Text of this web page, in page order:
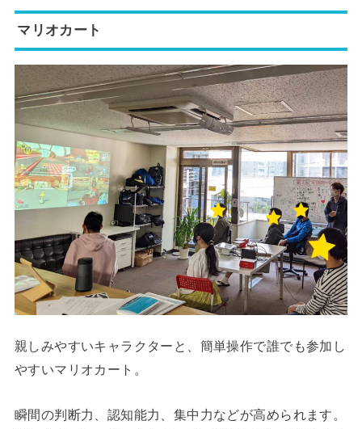
マリオカート
親しみやすいキャラクターと、簡単操作で誰でも参加し
やすいマリオカート。
瞬間の判断力、認知能力、集中力などが高められます。